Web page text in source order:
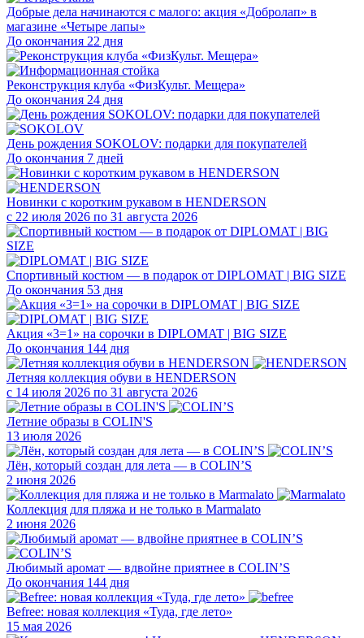
Добрые дела начинаются с малого: акция «Добролап» в
магазине «Четыре лапы»
До окончания 22 дня
Реконструкция клуба «ФизКульт. Мещера»
До окончания 24 дня
День рождения SOKOLOV: подарки для покупателей
До окончания 7 дней
Новинки с коротким рукавом в HENDERSON
с 22 июля 2026 по 31 августа 2026
Спортивный костюм — в подарок от DIPLOMAT | BIG SIZE
До окончания 53 дня
Акция «3=1» на сорочки в DIPLOMAT | BIG SIZE
До окончания 144 дня
Летняя коллекция обуви в HENDERSON
с 14 июля 2026 по 31 августа 2026
Летние образы в COLIN'S
13 июля 2026
Лён, который создан для лета — в COLIN’S
2 июня 2026
Коллекция для пляжа и не только в Marmalato
2 июня 2026
Любимый аромат — вдвойне приятнее в COLIN’S
До окончания 144 дня
Befree: новая коллекция «Туда, где лето»
15 мая 2026